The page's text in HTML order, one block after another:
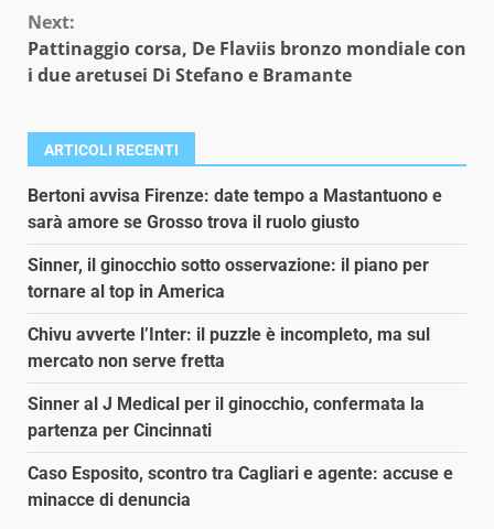
Next:
Pattinaggio corsa, De Flaviis bronzo mondiale con
i due aretusei Di Stefano e Bramante
ARTICOLI RECENTI
Bertoni avvisa Firenze: date tempo a Mastantuono e
sarà amore se Grosso trova il ruolo giusto
Sinner, il ginocchio sotto osservazione: il piano per
tornare al top in America
Chivu avverte l’Inter: il puzzle è incompleto, ma sul
mercato non serve fretta
Sinner al J Medical per il ginocchio, confermata la
partenza per Cincinnati
Caso Esposito, scontro tra Cagliari e agente: accuse e
minacce di denuncia